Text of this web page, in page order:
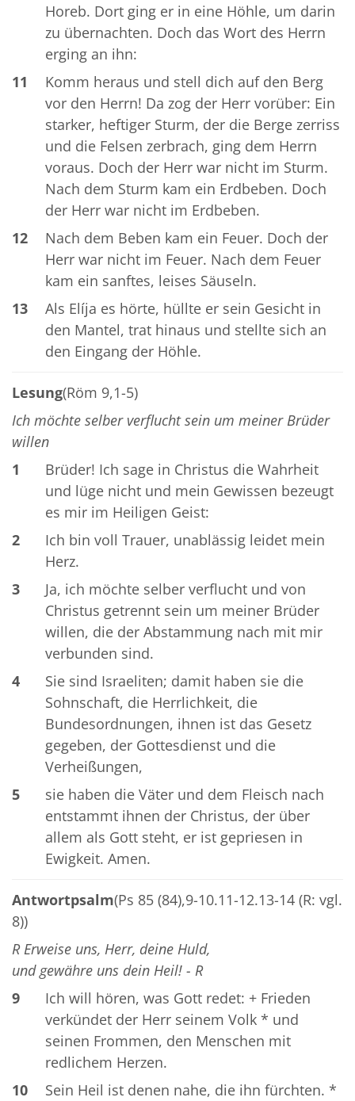
Horeb. Dort ging er in eine Höhle, um darin
zu übernachten. Doch das Wort des Herrn
erging an ihn:
11
Komm heraus und stell dich auf den Berg
vor den Herrn! Da zog der Herr vorüber: Ein
starker, heftiger Sturm, der die Berge zerriss
und die Felsen zerbrach, ging dem Herrn
voraus. Doch der Herr war nicht im Sturm.
Nach dem Sturm kam ein Erdbeben. Doch
der Herr war nicht im Erdbeben.
12
Nach dem Beben kam ein Feuer. Doch der
Herr war nicht im Feuer. Nach dem Feuer
kam ein sanftes, leises Säuseln.
13
Als Elíja es hörte, hüllte er sein Gesicht in
den Mantel, trat hinaus und stellte sich an
den Eingang der Höhle.
Lesung(Röm 9,1-5)
Ich möchte selber verflucht sein um meiner Brüder
willen
1
Brüder! Ich sage in Christus die Wahrheit
und lüge nicht und mein Gewissen bezeugt
es mir im Heiligen Geist:
2
Ich bin voll Trauer, unablässig leidet mein
Herz.
3
Ja, ich möchte selber verflucht und von
Christus getrennt sein um meiner Brüder
willen, die der Abstammung nach mit mir
verbunden sind.
4
Sie sind Israeliten; damit haben sie die
Sohnschaft, die Herrlichkeit, die
Bundesordnungen, ihnen ist das Gesetz
gegeben, der Gottesdienst und die
Verheißungen,
5
sie haben die Väter und dem Fleisch nach
entstammt ihnen der Christus, der über
allem als Gott steht, er ist gepriesen in
Ewigkeit. Amen.
Antwortpsalm(Ps 85 (84),9-10.11-12.13-14 (R: vgl.
8))
R Erweise uns, Herr, deine Huld,
und gewähre uns dein Heil! - R
9
Ich will hören, was Gott redet: + Frieden
verkündet der Herr seinem Volk * und
seinen Frommen, den Menschen mit
redlichem Herzen.
10
Sein Heil ist denen nahe, die ihn fürchten. *